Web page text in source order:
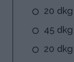
20
45
20